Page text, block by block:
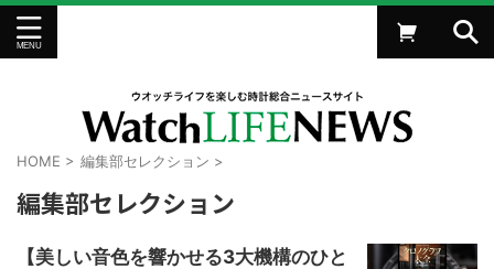
HOME > 編集部セレクション >
編集部セレクション
【美しい音色を響かせる3大機構のひと